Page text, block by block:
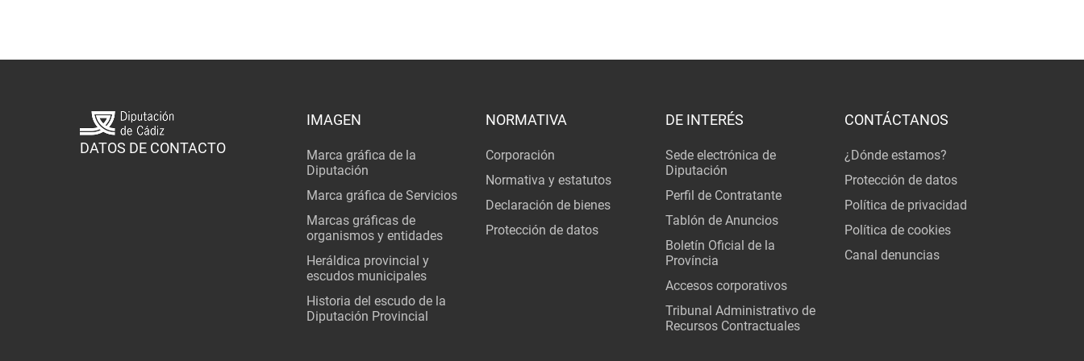
DATOS DE CONTACTO
IMAGEN
Marca gráfica de la
Diputación
Marca gráfica de Servicios
Marcas gráficas de
organismos y entidades
Heráldica provincial y
escudos municipales
Historia del escudo de la
Diputación Provincial
NORMATIVA
Corporación
Normativa y estatutos
Declaración de bienes
Protección de datos
DE INTERÉS
Sede electrónica de
Diputación
Perfil de Contratante
Tablón de Anuncios
Boletín Oficial de la
Província
Accesos corporativos
Tribunal Administrativo de
Recursos Contractuales
CONTÁCTANOS
¿Dónde estamos?
Protección de datos
Política de privacidad
Política de cookies
Canal denuncias